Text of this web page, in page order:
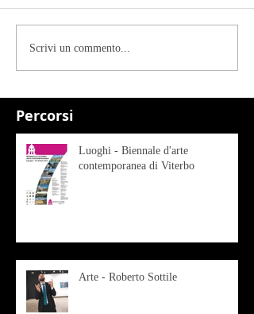
Percorsi
Scrivi un commento...
Luoghi - Biennale d'arte
contemporanea di Viterbo
Arte - Roberto Sottile